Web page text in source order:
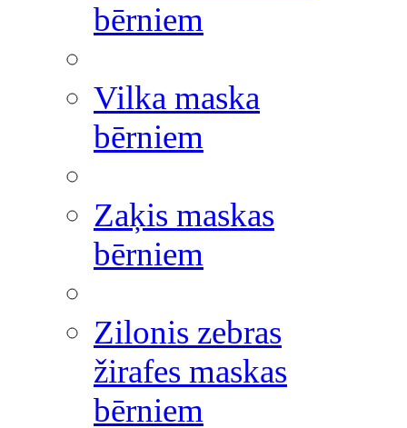
bērniem
Vilka maska
bērniem
Zaķis maskas
bērniem
Zilonis zebras
žirafes maskas
bērniem